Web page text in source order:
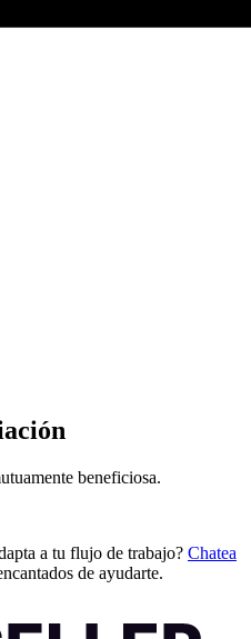
beneficiosa.
a tu flujo de trabajo? Chatea
de ayudarte.